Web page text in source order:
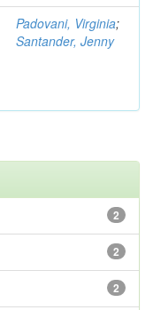
Padovani, Virginia;
Santander, Jenny
2
2
2